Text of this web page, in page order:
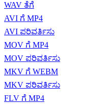
WAV ತೆಗೆ
AVI ಗೆ MP4
AVI ಪರಿವರ್ತಿಸು
MOV ಗೆ MP4
MOV ಪರಿವರ್ತಿಸು
MKV ಗೆ WEBM
MKV ಪರಿವರ್ತಿಸು
FLV ಗೆ MP4